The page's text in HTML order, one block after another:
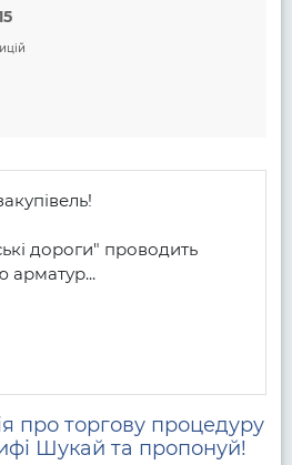
дороги" проводить
арматур...
про торгову процедуру
Шукай та пропонуй!